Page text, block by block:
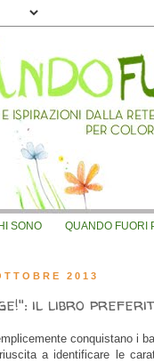
SONO QUANDO FUORI
2013
il libro
conquistano i
a identificare le